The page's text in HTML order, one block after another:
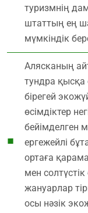
туризмнің
штаттың ең
мүмкіндік
Алясканың
тундра қысқа
бірегей
өсімдіктер
бейімделген
ергежейлі
ортаға
мен
жануарлар
осы нәзік